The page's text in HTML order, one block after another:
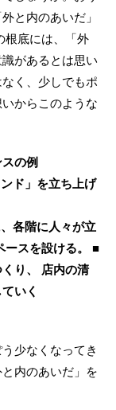
と内のあいだ」
根底には、「外
があるとは思い
く、少しでもポ
からこのような
の例
ド」を立ち上げ
各階に人々が立
ースを設ける。 ■
り、 店内の清
いく
少なくなってき
内のあいだ」を